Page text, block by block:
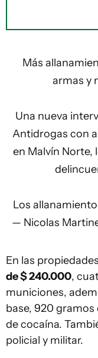
Más
armas y
Una nueva
Antidrogas con
en Malvín Norte,
Los
— Nicolas
En las
de $ 240.000,
municiones,
base, 920
de cocaína.
policial y militar.